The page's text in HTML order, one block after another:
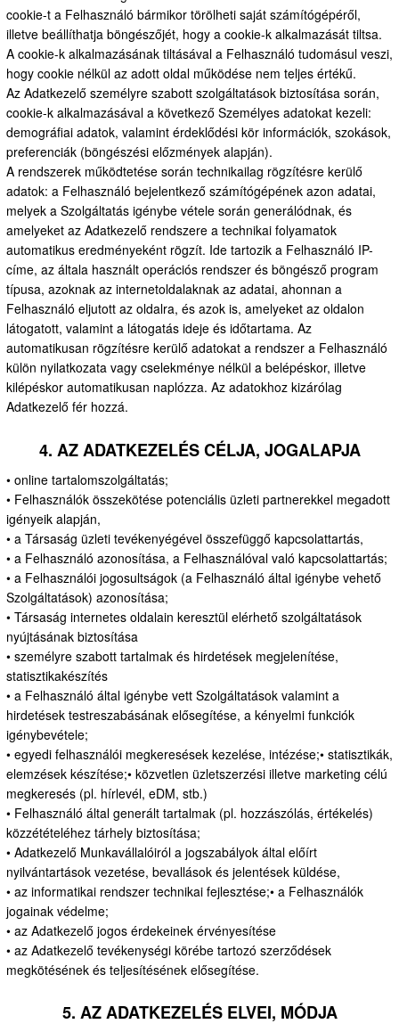
cookie-t a Felhasználó bármikor törölheti saját számítógépéről,
illetve beállíthatja böngészőjét, hogy a cookie-k alkalmazását tiltsa.
A cookie-k alkalmazásának tiltásával a Felhasználó tudomásul veszi,
hogy cookie nélkül az adott oldal működése nem teljes értékű.
Az Adatkezelő személyre szabott szolgáltatások biztosítása során,
cookie-k alkalmazásával a következő Személyes adatokat kezeli:
demográfiai adatok, valamint érdeklődési kör információk, szokások,
preferenciák (böngészési előzmények alapján).
A rendszerek működtetése során technikailag rögzítésre kerülő
adatok: a Felhasználó bejelentkező számítógépének azon adatai,
melyek a Szolgáltatás igénybe vétele során generálódnak, és
amelyeket az Adatkezelő rendszere a technikai folyamatok
automatikus eredményeként rögzít. Ide tartozik a Felhasználó IP-
címe, az általa használt operációs rendszer és böngésző program
típusa, azoknak az internetoldalaknak az adatai, ahonnan a
Felhasználó eljutott az oldalra, és azok is, amelyeket az oldalon
látogatott, valamint a látogatás ideje és időtartama. Az
automatikusan rögzítésre kerülő adatokat a rendszer a Felhasználó
külön nyilatkozata vagy cselekménye nélkül a belépéskor, illetve
kilépéskor automatikusan naplózza. Az adatokhoz kizárólag
Adatkezelő fér hozzá.
4. AZ ADATKEZELÉS CÉLJA, JOGALAPJA
• online tartalomszolgáltatás;
• Felhasználók összekötése potenciális üzleti partnerekkel megadott
igényeik alapján,
• a Társaság üzleti tevékenyégével összefüggő kapcsolattartás,
• a Felhasználó azonosítása, a Felhasználóval való kapcsolattartás;
• a Felhasználói jogosultságok (a Felhasználó által igénybe vehető
Szolgáltatások) azonosítása;
• Társaság internetes oldalain keresztül elérhető szolgáltatások
nyújtásának biztosítása
• személyre szabott tartalmak és hirdetések megjelenítése,
statisztikakészítés
• a Felhasználó által igénybe vett Szolgáltatások valamint a
hirdetések testreszabásának elősegítése, a kényelmi funkciók
igénybevétele;
• egyedi felhasználói megkeresések kezelése, intézése;• statisztikák,
elemzések készítése;• közvetlen üzletszerzési illetve marketing célú
megkeresés (pl. hírlevél, eDM, stb.)
• Felhasználó által generált tartalmak (pl. hozzászólás, értékelés)
közzétételéhez tárhely biztosítása;
• Adatkezelő Munkavállalóiról a jogszabályok által előírt
nyilvántartások vezetése, bevallások és jelentések küldése,
• az informatikai rendszer technikai fejlesztése;• a Felhasználók
jogainak védelme;
• az Adatkezelő jogos érdekeinek érvényesítése
• az Adatkezelő tevékenységi körébe tartozó szerződések
megkötésének és teljesítésének elősegítése.
5. AZ ADATKEZELÉS ELVEI, MÓDJA